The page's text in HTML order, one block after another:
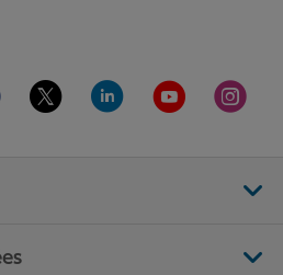
sur la page Facebook de Allianz
Aller sur la page Twitter de
Aller sur la page
Aller sur la
Aller